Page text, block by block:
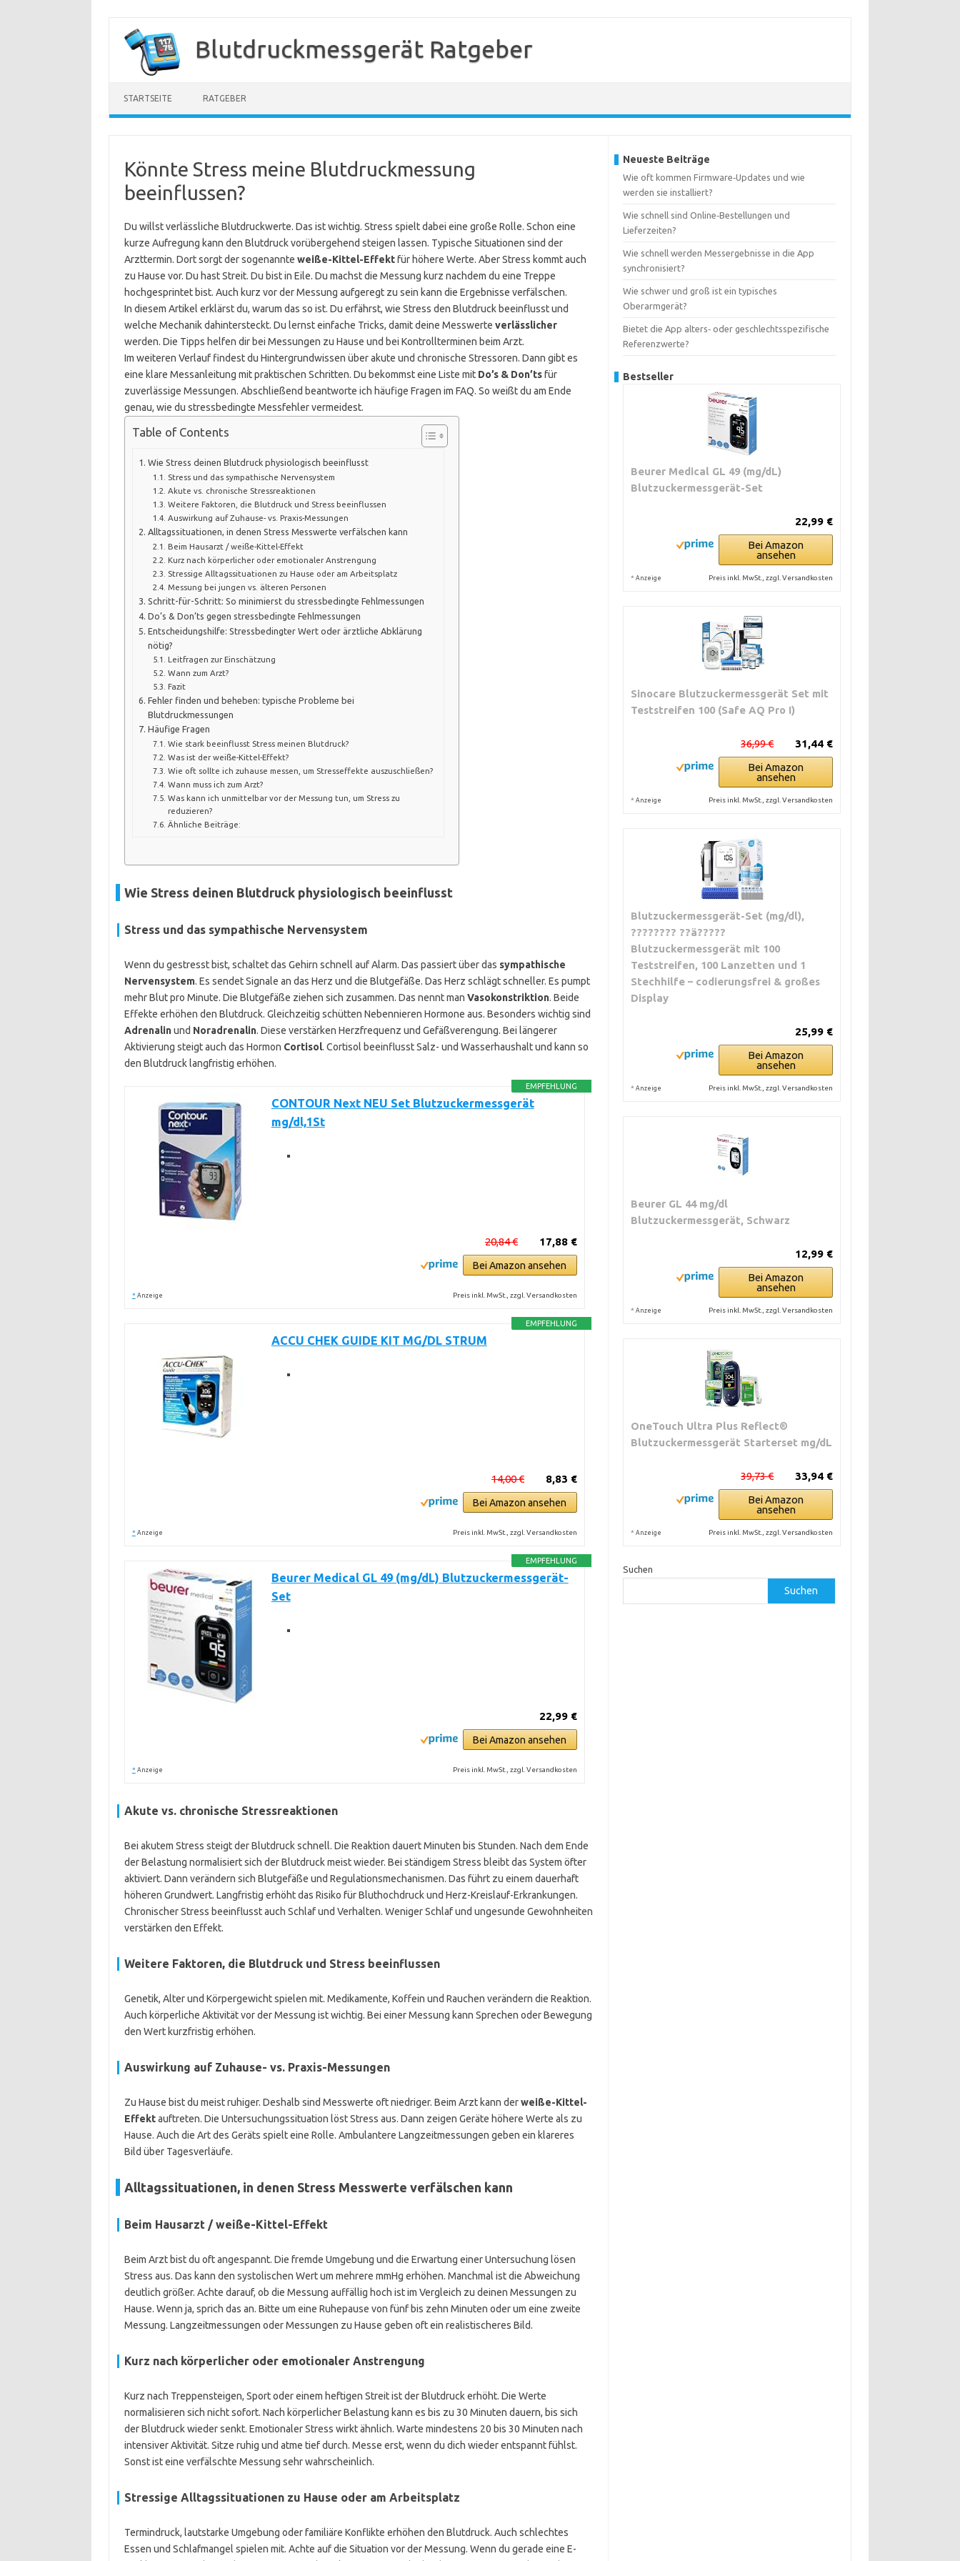
Inhalt
springen
Blutdruckmessgerät Ratgeber
STARTSEITE RATGEBER
Könnte Stress meine Blutdruckmessung
beeinflussen?
Du willst verlässliche Blutdruckwerte. Das ist wichtig. Stress spielt dabei eine große Rolle. Schon eine
kurze Aufregung kann den Blutdruck vorübergehend steigen lassen. Typische Situationen sind der
Arzttermin. Dort sorgt der sogenannte weiße-Kittel-Effektfür höhere Werte. Aber Stress kommt auch
zu Hause vor. Du hast Streit. Du bist in Eile. Du machst die Messung kurz nachdem du eine Treppe
hochgesprintet bist. Auch kurz vor der Messung aufgeregt zu sein kann die Ergebnisse verfälschen.
In diesem Artikel erklärst du, warum das so ist. Du erfährst, wie Stress den Blutdruck beeinflusst und
welche Mechanik dahintersteckt. Du lernst einfache Tricks, damit deine Messwerte verlässlicher
werden. Die Tipps helfen dir bei Messungen zu Hause und bei Kontrollterminen beim Arzt.
Im weiteren Verlauf findest du Hintergrundwissen über akute und chronische Stressoren. Dann gibt es
eine klare Messanleitung mit praktischen Schritten. Du bekommst eine Liste mit Do’s & Don’tsfür
zuverlässige Messungen. Abschließend beantworte ich häufige Fragen im FAQ. So weißt du am Ende
genau, wie du stressbedingte Messfehler vermeidest.
Table of Contents
Wie Stress deinen Blutdruck physiologisch beeinflusst
Stress und das sympathische Nervensystem
Akute vs. chronische Stressreaktionen
Weitere Faktoren, die Blutdruck und Stress beeinflussen
Auswirkung auf Zuhause- vs. Praxis-Messungen
Alltagssituationen, in denen Stress Messwerte verfälschen kann
Beim Hausarzt / weiße-Kittel-Effekt
Kurz nach körperlicher oder emotionaler Anstrengung
Stressige Alltagssituationen zu Hause oder am Arbeitsplatz
Messung bei jungen vs. älteren Personen
Schritt-für-Schritt: So minimierst du stressbedingte Fehlmessungen
Do’s & Don’ts gegen stressbedingte Fehlmessungen
Entscheidungshilfe: Stressbedingter Wert oder ärztliche Abklärung
nötig?
Leitfragen zur Einschätzung
Wann zum Arzt?
Fazit
Fehler finden und beheben: typische Probleme bei
Blutdruckmessungen
Häufige Fragen
Wie stark beeinflusst Stress meinen Blutdruck?
Was ist der weiße-Kittel-Effekt?
Wie oft sollte ich zuhause messen, um Stresseffekte auszuschließen?
Wann muss ich zum Arzt?
Was kann ich unmittelbar vor der Messung tun, um Stress zu
reduzieren?
Ähnliche Beiträge:
Wie Stress deinen Blutdruck physiologisch beeinflusst
Stress und das sympathische Nervensystem
Wenn du gestresst bist, schaltet das Gehirn schnell auf Alarm. Das passiert über das sympathische
Nervensystem. Es sendet Signale an das Herz und die Blutgefäße. Das Herz schlägt schneller. Es pumpt
mehr Blut pro Minute. Die Blutgefäße ziehen sich zusammen. Das nennt man Vasokonstriktion. Beide
Effekte erhöhen den Blutdruck. Gleichzeitig schütten Nebennieren Hormone aus. Besonders wichtig sind
Adrenalinund Noradrenalin. Diese verstärken Herzfrequenz und Gefäßverengung. Bei längerer
Aktivierung steigt auch das Hormon Cortisol. Cortisol beeinflusst Salz- und Wasserhaushalt und kann so
den Blutdruck langfristig erhöhen.
EMPFEHLUNG
CONTOUR Next NEU Set Blutzuckermessgerät
mg/dl,1St
17,88 €
20,84 €
Bei Amazon ansehen
* Anzeige Preis inkl. MwSt., zzgl. Versandkosten
EMPFEHLUNG
ACCU CHEK GUIDE KIT MG/DL STRUM
8,83 €
14,00 €
Bei Amazon ansehen
* Anzeige Preis inkl. MwSt., zzgl. Versandkosten
EMPFEHLUNG
Beurer Medical GL 49 (mg/dL) Blutzuckermessgerät-
Set
22,99 €
Bei Amazon ansehen
* Anzeige Preis inkl. MwSt., zzgl. Versandkosten
Akute vs. chronische Stressreaktionen
Bei akutem Stress steigt der Blutdruck schnell. Die Reaktion dauert Minuten bis Stunden. Nach dem Ende
der Belastung normalisiert sich der Blutdruck meist wieder. Bei ständigem Stress bleibt das System öfter
aktiviert. Dann verändern sich Blutgefäße und Regulationsmechanismen. Das führt zu einem dauerhaft
höheren Grundwert. Langfristig erhöht das Risiko für Bluthochdruck und Herz-Kreislauf-Erkrankungen.
Chronischer Stress beeinflusst auch Schlaf und Verhalten. Weniger Schlaf und ungesunde Gewohnheiten
verstärken den Effekt.
Weitere Faktoren, die Blutdruck und Stress beeinflussen
Genetik, Alter und Körpergewicht spielen mit. Medikamente, Koffein und Rauchen verändern die Reaktion.
Auch körperliche Aktivität vor der Messung ist wichtig. Bei einer Messung kann Sprechen oder Bewegung
den Wert kurzfristig erhöhen.
Auswirkung auf Zuhause- vs. Praxis-Messungen
Zu Hause bist du meist ruhiger. Deshalb sind Messwerte oft niedriger. Beim Arzt kann derweiße-Kittel-
Effektauftreten. Die Untersuchungssituation löst Stress aus. Dann zeigen Geräte höhere Werte als zu
Hause. Auch die Art des Geräts spielt eine Rolle. Ambulantere Langzeitmessungen geben ein klareres
Bild über Tagesverläufe.
Alltagssituationen, in denen Stress Messwerte verfälschen kann
Beim Hausarzt / weiße-Kittel-Effekt
Beim Arzt bist du oft angespannt. Die fremde Umgebung und die Erwartung einer Untersuchung lösen
Stress aus. Das kann den systolischen Wert um mehrere mmHg erhöhen. Manchmal ist die Abweichung
deutlich größer. Achte darauf, ob die Messung auffällig hoch ist im Vergleich zu deinen Messungen zu
Hause. Wenn ja, sprich das an. Bitte um eine Ruhepause von fünf bis zehn Minuten oder um eine zweite
Messung. Langzeitmessungen oder Messungen zu Hause geben oft ein realistischeres Bild.
Kurz nach körperlicher oder emotionaler Anstrengung
Kurz nach Treppensteigen, Sport oder einem heftigen Streit ist der Blutdruck erhöht. Die Werte
normalisieren sich nicht sofort. Nach körperlicher Belastung kann es bis zu 30 Minuten dauern, bis sich
der Blutdruck wieder senkt. Emotionaler Stress wirkt ähnlich. Warte mindestens 20 bis 30 Minuten nach
intensiver Aktivität. Sitze ruhig und atme tief durch. Messe erst, wenn du dich wieder entspannt fühlst.
Sonst ist eine verfälschte Messung sehr wahrscheinlich.
Stressige Alltagssituationen zu Hause oder am Arbeitsplatz
Termindruck, lautstarke Umgebung oder familiäre Konflikte erhöhen den Blutdruck. Auch schlechtes
Essen und Schlafmangel spielen mit. Achte auf die Situation vor der Messung. Wenn du gerade eine E-
Neueste Beiträge
Wie oft kommen Firmware‑Updates und wie
werden sie installiert?
Wie schnell sind Online‑Bestellungen und
Lieferzeiten?
Wie schnell werden Messergebnisse in die App
synchronisiert?
Wie schwer und groß ist ein typisches
Oberarmgerät?
Bietet die App alters‑ oder geschlechtsspezifische
Referenzwerte?
Bestseller
Beurer Medical GL 49 (mg/dL)
Blutzuckermessgerät-Set
22,99 €
Bei Amazon
ansehen
* Anzeige Preis inkl. MwSt., zzgl. Versandkosten
Sinocare Blutzuckermessgerät Set mit
Teststreifen 100 (Safe AQ Pro I)
31,44 €
36,99 €
Bei Amazon
ansehen
* Anzeige Preis inkl. MwSt., zzgl. Versandkosten
Blutzuckermessgerät-Set (mg/dl),
???????? ??ä?????
Blutzuckermessgerät mit 100
Teststreifen, 100 Lanzetten und 1
Stechhilfe – codierungsfrei & großes
Display
25,99 €
Bei Amazon
ansehen
* Anzeige Preis inkl. MwSt., zzgl. Versandkosten
Beurer GL 44 mg/dl
Blutzuckermessgerät, Schwarz
12,99 €
Bei Amazon
ansehen
* Anzeige Preis inkl. MwSt., zzgl. Versandkosten
OneTouch Ultra Plus Reflect®
Blutzuckermessgerät Starterset mg/dL
33,94 €
39,73 €
Bei Amazon
ansehen
* Anzeige Preis inkl. MwSt., zzgl. Versandkosten
Suchen
Suchen